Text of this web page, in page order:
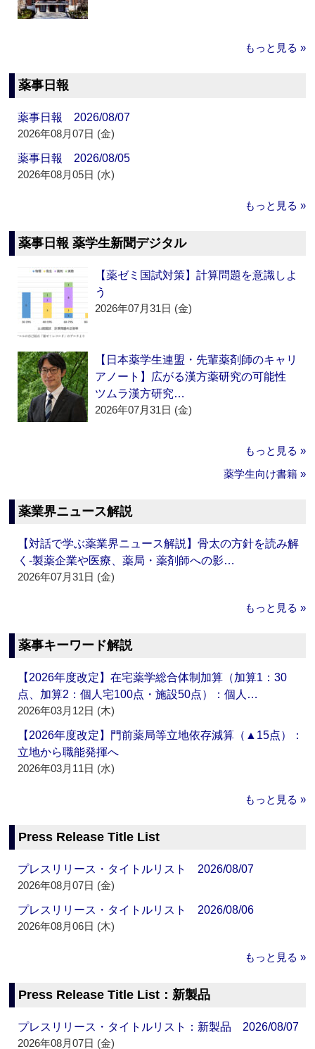
もっと見る »
薬事日報
薬事日報 2026/08/07
2026年08月07日 (金)
薬事日報 2026/08/05
2026年08月05日 (水)
もっと見る »
薬事日報 薬学生新聞デジタル
【薬ゼミ国試対策】計算問題を意識しよ
う
2026年07月31日 (金)
【日本薬学生連盟・先輩薬剤師のキャリ
アノート】広がる漢方薬研究の可能性
ツムラ漢方研究…
2026年07月31日 (金)
もっと見る »
薬学生向け書籍 »
薬業界ニュース解説
【対話で学ぶ薬業界ニュース解説】骨太の方針を読み解
く‐製薬企業や医療、薬局・薬剤師への影…
2026年07月31日 (金)
もっと見る »
薬事キーワード解説
【2026年度改定】在宅薬学総合体制加算（加算1：30
点、加算2：個人宅100点・施設50点）：個人…
2026年03月12日 (木)
【2026年度改定】門前薬局等立地依存減算（▲15点）：
立地から職能発揮へ
2026年03月11日 (水)
もっと見る »
Press Release Title List
プレスリリース・タイトルリスト 2026/08/07
2026年08月07日 (金)
プレスリリース・タイトルリスト 2026/08/06
2026年08月06日 (木)
もっと見る »
Press Release Title List：新製品
プレスリリース・タイトルリスト：新製品 2026/08/07
2026年08月07日 (金)